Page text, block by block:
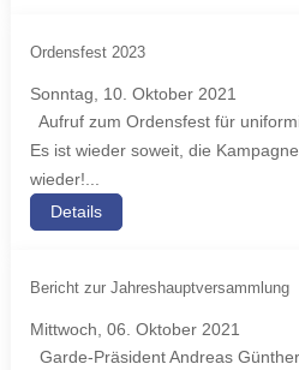
Ordensfest 2023
Sonntag, 10. Oktober 2021
Aufruf zum Ordensfest für
Es ist wieder soweit, die
wieder!...
Details
Bericht zur Jahreshauptversammlung
Mittwoch, 06. Oktober 2021
Garde-Präsident Andreas